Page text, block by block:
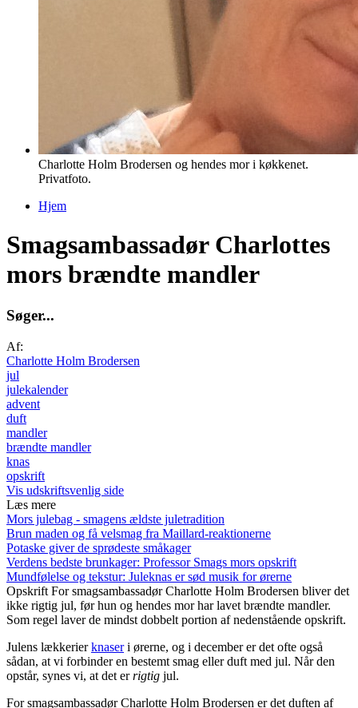
Charlotte Holm Brodersen og hendes mor i køkkenet.
Privatfoto.
Hjem
Smagsambassadør Charlottes
mors brændte mandler
Søger...
Af:
Charlotte Holm Brodersen
jul
julekalender
advent
duft
mandler
brændte mandler
knas
opskrift
Vis udskriftsvenlig side
Læs mere
Mors julebag - smagens ældste juletradition
Brun maden og få velsmag fra Maillard-reaktionerne
Potaske giver de sprødeste småkager
Verdens bedste brunkager: Professor Smags mors opskrift
Mundfølelse og tekstur: Juleknas er sød musik for ørerne
Opskrift For smagsambassadør Charlotte Holm Brodersen bliver det
ikke rigtig jul, før hun og hendes mor har lavet brændte mandler.
Som regel laver de mindst dobbelt portion af nedenstående opskrift.
Julens lækkerierknaseri ørerne, og i december er det ofte også
sådan, at vi forbinder en bestemt smag eller duft med jul. Når den
opstår, synes vi, at det errigtig jul.
For smagsambassadør Charlotte Holm Brodersen er det duften af